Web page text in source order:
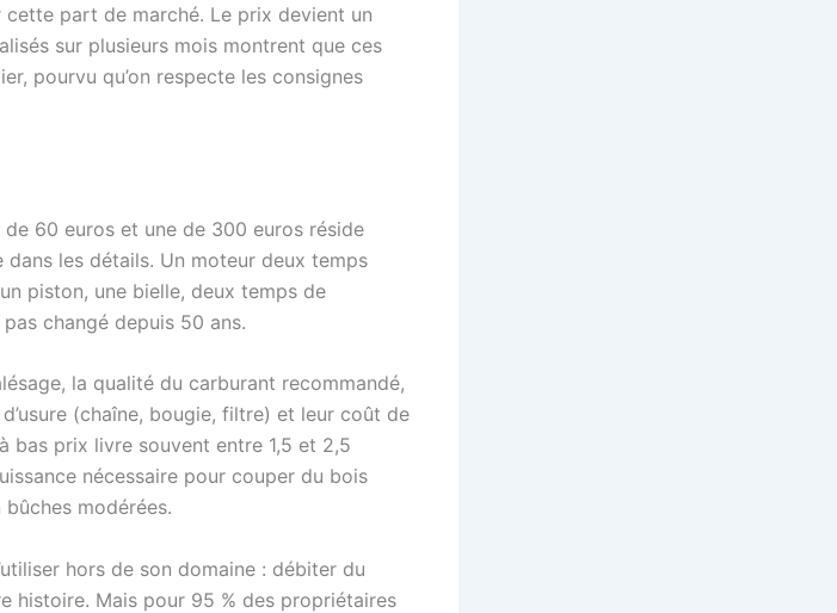
part de marché. Le prix devient un
sur plusieurs mois montrent que ces
pourvu qu’on respecte les consignes
60 euros et une de 300 euros réside
les détails. Un moteur deux temps
piston, une bielle, deux temps de
changé depuis 50 ans.
la qualité du carburant recommandé,
(chaîne, bougie, filtre) et leur coût de
à bas prix livre souvent entre 1,5 et 2,5
nécessaire pour couper du bois
modérées.
hors de son domaine : débiter du
histoire. Mais pour 95 % des propriétaires